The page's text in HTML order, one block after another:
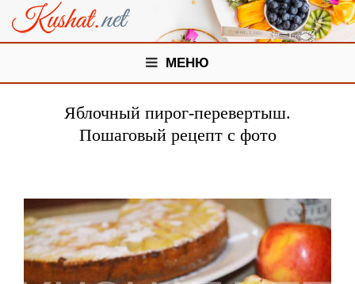
МЕНЮ
Яблочный пирог-перевертыш.
Пошаговый рецепт с фото